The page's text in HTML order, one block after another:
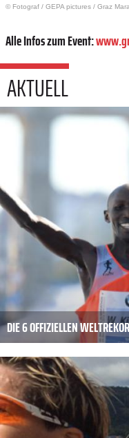
© Fotograf / GEPA pictures / Graz
Alle Infos zum Event:
AKTUELL
DIE 6 OFFIZIELLEN